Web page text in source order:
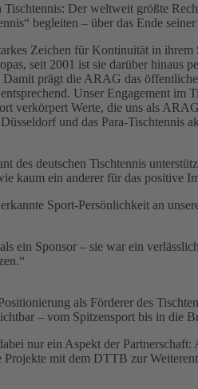
Der weltweit größte
begleiten – über das Ende
Zeichen für Kontinuität in
seit 2001 ist sie darüber
prägt die ARAG das
Unser Engagement
verkörpert Werte, die uns als
und das Para-Tischtennis
deutschen Tischtennis
kaum ein anderer für das positive
Sport-Persönlichkeit an
ein Sponsor – sie war ein
als Förderer des
– vom Spitzensport bis in die
nur ein Aspekt der
mit dem DTTB zur